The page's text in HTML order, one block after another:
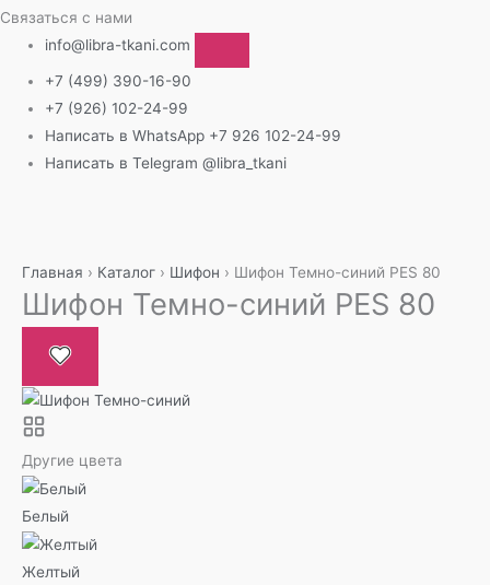
Связаться с нами
info@libra-tkani.com
+7 (499) 390-16-90
+7 (926) 102-24-99
Написать в WhatsApp +7 926 102-24-99
Написать в Telegram @libra_tkani
содержимому
Главная › Каталог › Шифон › Шифон Темно-синий PES 80
Шифон Темно-синий PES 80
Другие цвета
Белый
Желтый